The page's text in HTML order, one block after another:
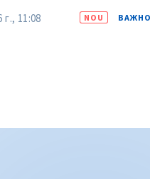
11:08 NOU